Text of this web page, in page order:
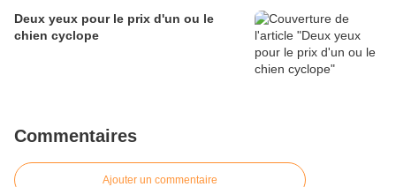
Deux yeux pour le prix d'un ou le
chien cyclope
Commentaires
Ajouter un commentaire